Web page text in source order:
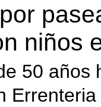
niños
50 años